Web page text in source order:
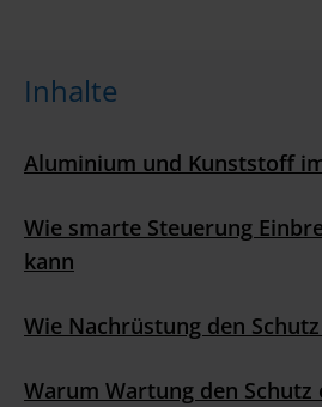
Inhalte
Aluminium und Kunststoff
Wie smarte Steuerung
kann
Wie Nachrüstung den
Warum Wartung den Schutz